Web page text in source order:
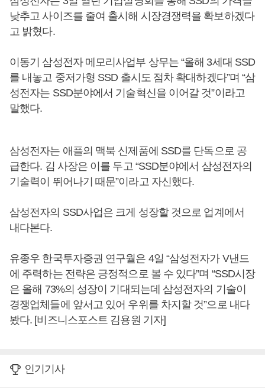
낮추고 사이즈를 줄여 출시해 시장경쟁력을 확보하겠다
고 밝혔다.
이동기 삼성전자 메모리사업부 상무는 “올해 3세대 SSD
를 내놓고 중저가형 SSD 출시도 점차 확대하겠다”며 “삼
성전자는 SSD분야에서 기술혁신을 이어갈 것”이라고
말했다.
삼성전자는 애플의 맥북 신제품에 SSD를 단독으로 공
급한다. 김 사장은 이를 두고 “SSD분야에서 삼성전자의
기술력이 뛰어나기 때문”이라고 자신했다.
삼성전자의 SSD사업은 크게 성장할 것으로 업계에서
내다본다.
유종우 한국투자증권 연구월은 4일 “삼성전자가 V낸드
에 주력하는 전략은 긍정적으로 볼 수 있다”며 “SSD시장
은 올해 73%의 성장이 기대되는데 삼성전자의 기술이
경쟁업체들에 앞서고 있어 우위를 차지할 것”으로 내다
봤다. [비즈니스포스트 김용원 기자]
인기기사